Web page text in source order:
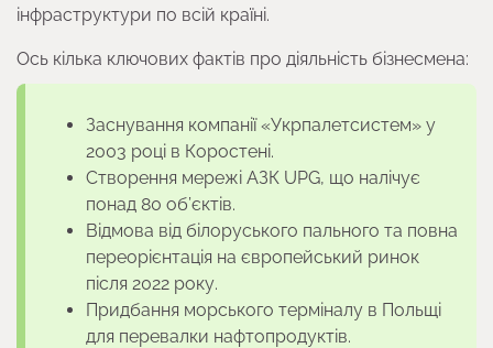
інфраструктури по всій країні.
Ось кілька ключових фактів про діяльність бізнесмена:
Заснування компанії «Укрпалетсистем» у
2003 році в Коростені.
Створення мережі АЗК UPG, що налічує
понад 80 об’єктів.
Відмова від білоруського пального та повна
переорієнтація на європейський ринок
після 2022 року.
Придбання морського терміналу в Польщі
для перевалки нафтопродуктів.